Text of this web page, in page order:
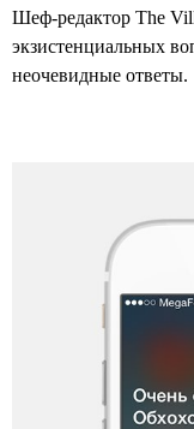
Шеф-редактор The
экзистенциальных
неочевидные ответы.